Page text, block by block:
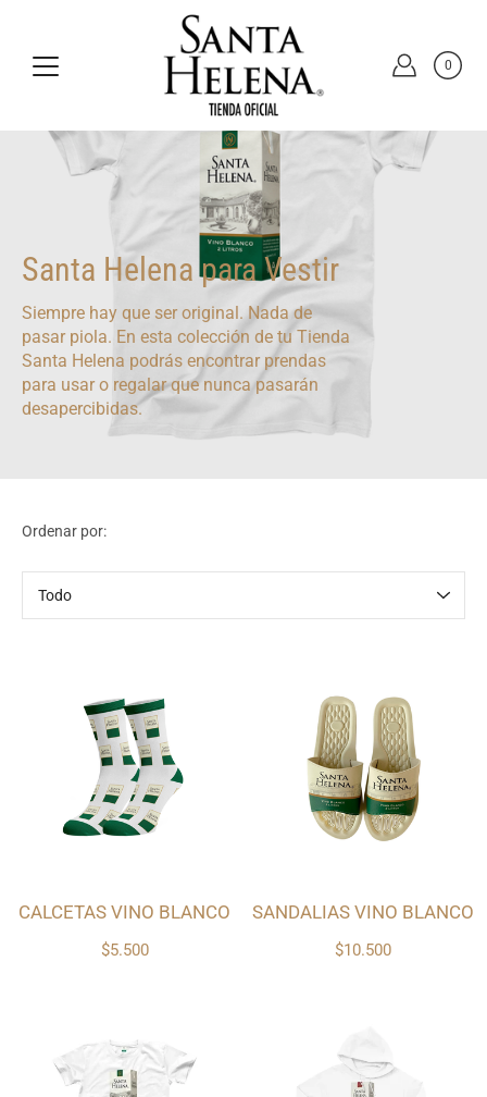
sección
0
Santa Helena para Vestir
Siempre hay que ser original. Nada de
pasar piola. En esta colección de tu Tienda
Santa Helena podrás encontrar prendas
para usar o regalar que nunca pasarán
desapercibidas.
Ordenar por:
por
$5.500
CALCETAS VINO BLANCO
$10.500
SANDALIAS VINO BLANCO